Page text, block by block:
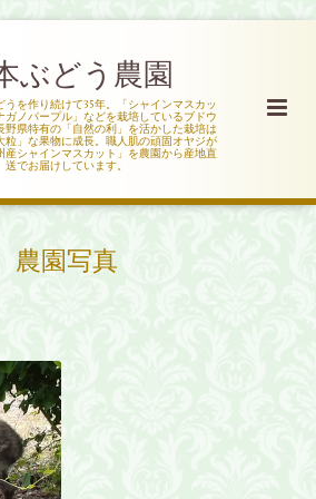
ぶどう農園
うを作り続けて35年。「シャインマスカッ
ガノパープル」などを栽培しているブドウ
野県特有の「自然の利」を活かした栽培は
粒」な果物に成長。職人肌の頑固オヤジが
産シャインマスカット」を農園から産地直
送でお届けしています。
農園写真